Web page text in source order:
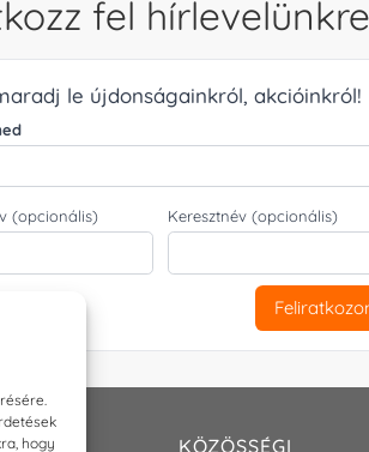
hogy
fel
le újdonságainkról, akcióinkról!
(opcionális) Keresztnév (opcionális)
KÖZÖSSÉGI